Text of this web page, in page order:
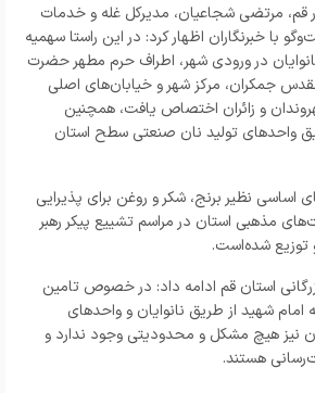
قم، مرتضی شجاعیان، مدیرکل غله و خدمات
با خبرنگاران اظهار کرد: در این راستا سهمیه
به ۴۱۰ واحد نانوایان در ورودی شهر، اطراف حرم مطهر حضرت
جمکران، مرکز شهر و خیابان‌های اصلی
و زائران اختصاص یافت، همچنین
واحدهای تولید نان صنعتی سطح استان
اساسی نظیر برنج، شکر و روغن برای پذیرایی
مذهبی استان در مراسم تشییع پیکر رهبر
توزیع شده‌است.
استان قم ادامه داد: در خصوص تامین
امام شهید از طریق نانوایان و واحدهای
نیز هیچ مشکل و محدودیتی وجود ندارد و
هستند.